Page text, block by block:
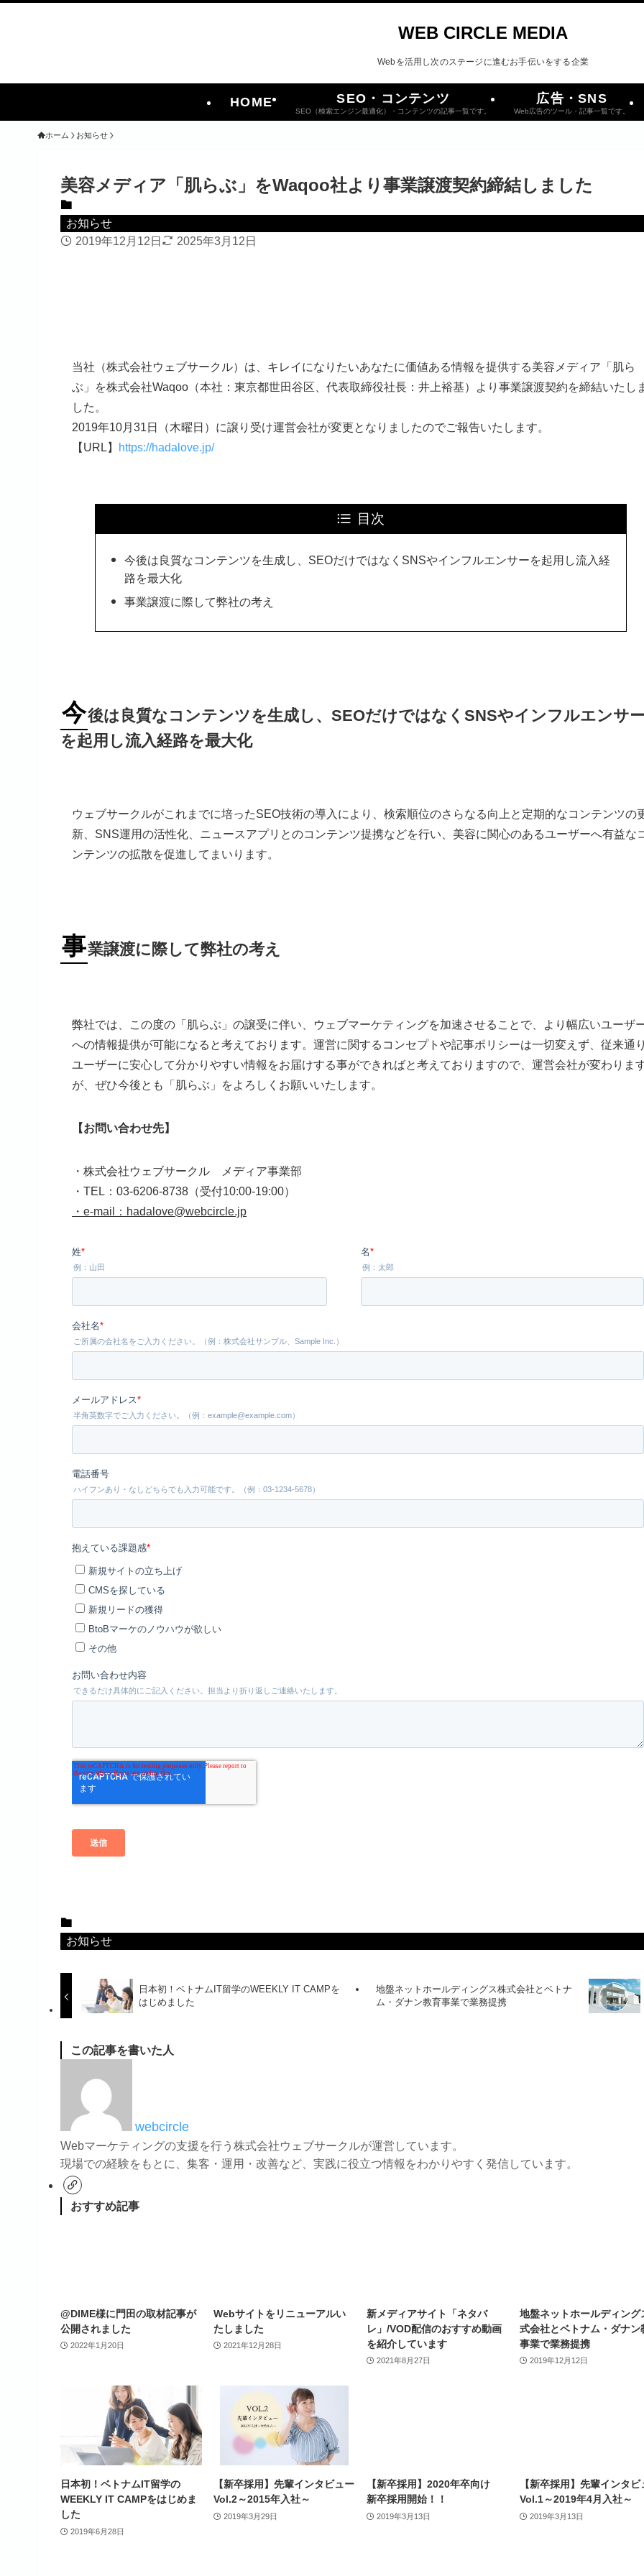
WEB CIRCLE MEDIA
Webを活用し次のステージに進むお手伝いをする企業
HOME SEO・コンテンツ
SEO（検索エンジン最適化）・コンテンツの記事一覧です。
広告・SNS
Web広告のツール・記事一覧です。
ホーム お知らせ
美容メディア「肌らぶ」をWaqoo社より事業譲渡契約締結しました
お知らせ
2019年12月12日
2025年3月12日
当社（株式会社ウェブサークル）は、キレイになりたいあなたに価値ある情報を提供する美容メディア「肌ら
ぶ」を株式会社Waqoo（本社：東京都世田谷区、代表取締役社長：井上裕基）より事業譲渡契約を締結いたし
した。
2019年10月31日（木曜日）に譲り受け運営会社が変更となりましたのでご報告いたします。
【URL】
https://hadalove.jp/
目次
今後は良質なコンテンツを生成し、SEOだけではなくSNSやインフルエンサーを起用し流入経
路を最大化
事業譲渡に際して弊社の考え
今後は良質なコンテンツを生成し、SEOだけではなくSNSやインフルエンサー
を起用し流入経路を最大化
ウェブサークルがこれまでに培ったSEO技術の導入により、検索順位のさらなる向上と定期的なコンテンツの
新、SNS運用の活性化、ニュースアプリとのコンテンツ提携などを行い、美容に関心のあるユーザーへ有益な
ンテンツの拡散を促進してまいります。
事業譲渡に際して弊社の考え
弊社では、この度の「肌らぶ」の譲受に伴い、ウェブマーケティングを加速させることで、より幅広いユーザ
への情報提供が可能になると考えております。運営に関するコンセプトや記事ポリシーは一切変えず、従来通り
ユーザーに安心して分かりやすい情報をお届けする事ができればと考えておりますので、運営会社が変わりま
が、ぜひ今後とも「肌らぶ」をよろしくお願いいたします。
【お問い合わせ先】
・株式会社ウェブサークル メディア事業部
・TEL：03-6206-8738（受付10:00-19:00）
・e-mail：hadalove@webcircle.jp
お知らせ
日本初！ベトナムIT留学のWEEKLY IT CAMPを
はじめました
地盤ネットホールディングス株式会社とベトナ
ム・ダナン教育事業で業務提携
この記事を書いた人
webcircle
Webマーケティングの支援を行う株式会社ウェブサークルが運営しています。
現場での経験をもとに、集客・運用・改善など、実践に役立つ情報をわかりやすく発信しています。
おすすめ記事
@DIME様に門田の取材記事が
公開されました
2022年1月20日
Webサイトをリニューアルい
たしました
2021年12月28日
新メディアサイト「ネタバ
レ」/VOD配信のおすすめ動画
を紹介しています
2021年8月27日
地盤ネットホールディング
式会社とベトナム・ダナン
事業で業務提携
2019年12月12日
日本初！ベトナムIT留学の
WEEKLY IT CAMPをはじめま
した
2019年6月28日
【新卒採用】先輩インタビュー
Vol.2～2015年入社～
2019年3月29日
【新卒採用】2020年卒向け
新卒採用開始！！
2019年3月13日
【新卒採用】先輩インタビ
Vol.1～2019年4月入社～
2019年3月13日